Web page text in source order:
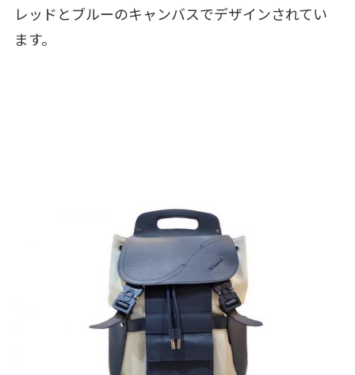
レッドとブルーのキャンバスでデザインされてい
ます。